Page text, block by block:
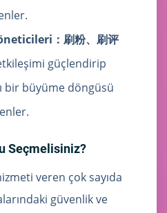
： 刷粉、刷评
güçlendirip
bir büyüme döngüsü
Seçmelisiniz?
veren çok sayıda
güvenlik ve